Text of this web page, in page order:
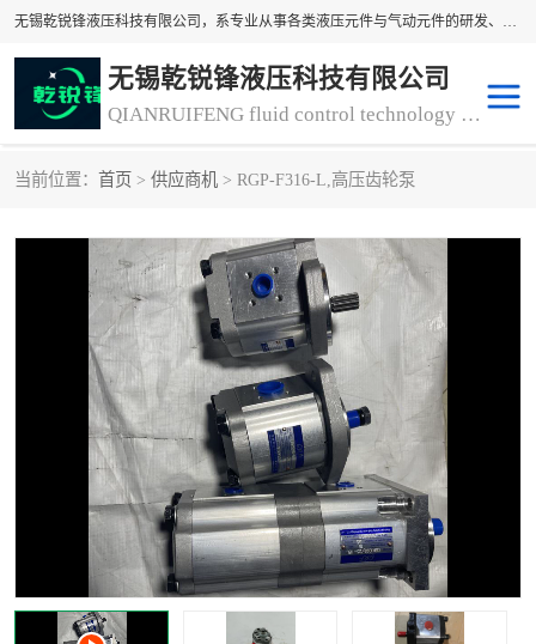
无锡乾锐锋液压科技有限公司，系专业从事各类液压元件与气动元件的研发、生产和销售业务为一体的生产型齿轮泵厂家、液压齿轮泵厂家。主要生产销售风冷式冷却器、液压油风冷却器，冷却器厂家直销、齿轮泵型号、齿轮泵厂家排名详情可来电咨询！
无锡乾锐锋液压科技有限公司
QIANRUIFENG fluid control technology co. LTD
当前位置： 首页 > 供应商机 > RGP-F316-L,高压齿轮泵
冷却器厂家直销 过滤器
离合器、制动器 气动元器件
齿轮泵厂家